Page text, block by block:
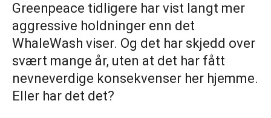
Greenpeace tidligere har vist langt mer
aggressive holdninger enn det
WhaleWash viser. Og det har skjedd over
svært mange år, uten at det har fått
nevneverdige konsekvenser her hjemme.
Eller har det det?